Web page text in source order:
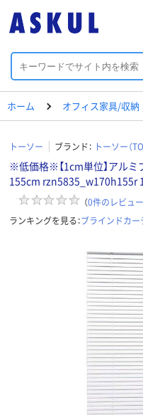
ホーム オフィス家具/収納
トーソー ブランド： トーソー（
※低価格※【1cm単位】アル
155cm rzn5835_w170h155r 1
（0件のレビュー
ランキングを見る：ブラインドカー